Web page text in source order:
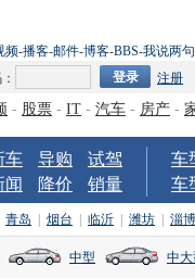
频-播客-邮件-博客-BBS-我说两句
注册
- 股票 - IT - 汽车 - 房产 -
车 导购
试驾
闻
降价 销量
车
车
青岛 烟台 临沂 潍坊 淄博
中型 中